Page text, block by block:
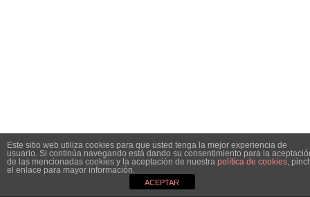
Este sitio web utiliza cookies para que usted tenga la mejor experiencia de
usuario. Si continúa navegando está dando su consentimiento para la
de las mencionadas cookies y la aceptación de nuestra política de cookies,
el enlace para mayor información.
ACEPTAR